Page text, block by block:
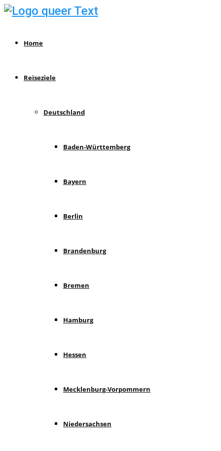
Home
Reiseziele
Deutschland
Baden-Württemberg
Bayern
Berlin
Brandenburg
Bremen
Hamburg
Hessen
Mecklenburg-Vorpommern
Niedersachsen